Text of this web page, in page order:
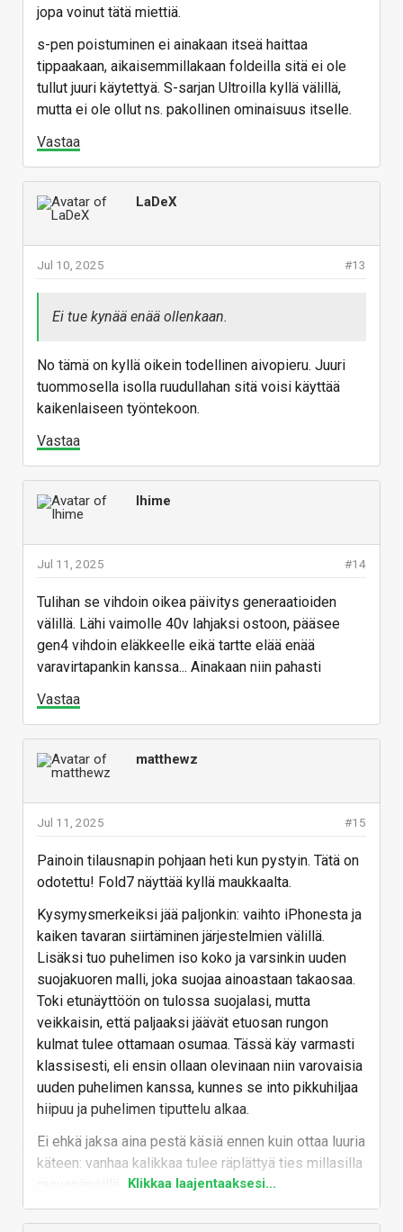
jopa voinut tätä miettiä.
s-pen poistuminen ei ainakaan itseä haittaa
tippaakaan, aikaisemmillakaan foldeilla sitä ei ole
tullut juuri käytettyä. S-sarjan Ultroilla kyllä välillä,
mutta ei ole ollut ns. pakollinen ominaisuus itselle.
Vastaa
LaDeX
#13
Jul 10, 2025
Ei tue kynää enää ollenkaan.
No tämä on kyllä oikein todellinen aivopieru. Juuri
tuommosella isolla ruudullahan sitä voisi käyttää
kaikenlaiseen työntekoon.
Vastaa
Ihime
#14
Jul 11, 2025
Tulihan se vihdoin oikea päivitys generaatioiden
välillä. Lähi vaimolle 40v lahjaksi ostoon, pääsee
gen4 vihdoin eläkkeelle eikä tartte elää enää
varavirtapankin kanssa... Ainakaan niin pahasti
Vastaa
matthewz
#15
Jul 11, 2025
Painoin tilausnapin pohjaan heti kun pystyin. Tätä on
odotettu! Fold7 näyttää kyllä maukkaalta.
Kysymysmerkeiksi jää paljonkin: vaihto iPhonesta ja
kaiken tavaran siirtäminen järjestelmien välillä.
Lisäksi tuo puhelimen iso koko ja varsinkin uuden
suojakuoren malli, joka suojaa ainoastaan takaosaa.
Toki etunäyttöön on tulossa suojalasi, mutta
veikkaisin, että paljaaksi jäävät etuosan rungon
kulmat tulee ottamaan osumaa. Tässä käy varmasti
klassisesti, eli ensin ollaan olevinaan niin varovaisia
uuden puhelimen kanssa, kunnes se into pikkuhiljaa
hiipuu ja puhelimen tiputtelu alkaa.
Ei ehkä jaksa aina pestä käsiä ennen kuin ottaa luuria
käteen: vanhaa kalikkaa tulee räplättyä ties millasilla
Klikkaa laajentaaksesi...